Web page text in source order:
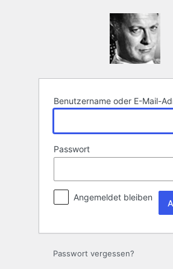
Benutzername oder E-Mail-
Passwort
Angemeldet bleiben
Passwort vergessen?